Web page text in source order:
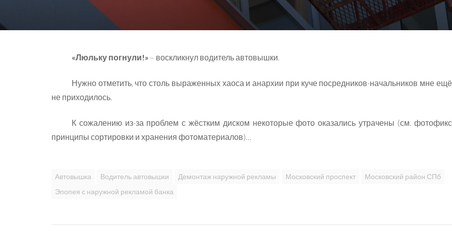
«Люльку погнули!» – воскликнул водитель автовышки.
Нужно отметить, что столь выраженных хаоса и анархии при куче посредников-начальников мне
не приходилось.
К сожалению из-за проблем с жёстким диском некоторые фото оказались утрачены (см.
принципы сортировки и хранения фотоматериалов)…
Автовышка Водитель автовышки Демонтаж наружной рекламы Московский проспект
Московский район СПб
Эпопея с наружной рекламой банка